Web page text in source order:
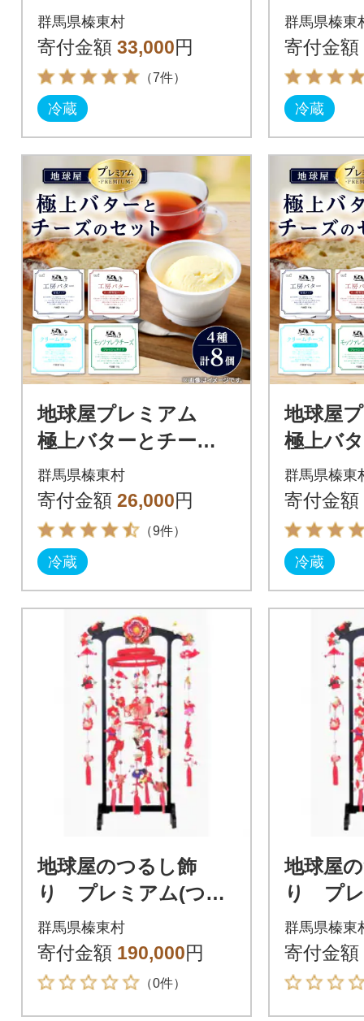
の [8個 Aセット]
群馬県榛東村
寄付金額 33,000円
（7件）
冷蔵
ト]
群馬県榛東
寄付金額
冷蔵
地球屋プレミアム
極上バターとチー
ズ [8個セット]
群馬県榛東村
寄付金額 26,000円
（9件）
冷蔵
地球屋
極上バ
の4個セ
群馬県榛東
寄付金額
冷蔵
地球屋のつるし飾
り プレミアム(つる
し雛) 向い干支付
き(巳・亥)
群馬県榛東村
寄付金額 190,000円
（0件）
地球屋
り プレ
し雛)
き(寅・
群馬県榛東
寄付金額